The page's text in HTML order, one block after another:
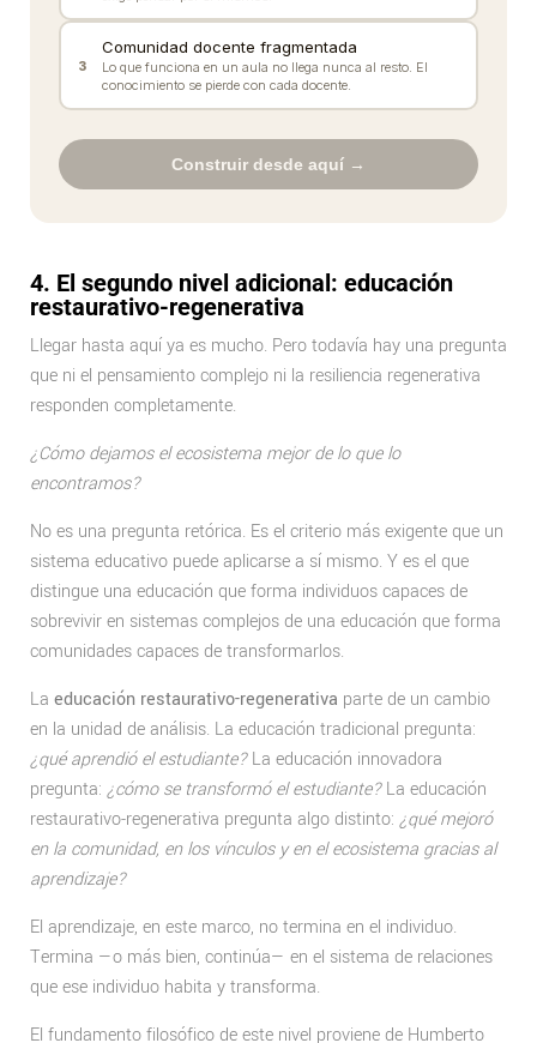
acción
3
Comunidad docente fragmentada
Lo que funciona en un aula no llega nunca al resto. El
conocimiento se pierde con cada docente.
Construir desde aquí →
4. El segundo nivel adicional: educación
restaurativo-regenerativa
Llegar hasta aquí ya es mucho. Pero todavía hay una pregunta
que ni el pensamiento complejo ni la resiliencia regenerativa
responden completamente.
¿Cómo dejamos el ecosistema mejor de lo que lo
encontramos?
No es una pregunta retórica. Es el criterio más exigente que un
sistema educativo puede aplicarse a sí mismo. Y es el que
distingue una educación que forma individuos capaces de
sobrevivir en sistemas complejos de una educación que forma
comunidades capaces de transformarlos.
La educación restaurativo-regenerativa parte de un cambio
en la unidad de análisis. La educación tradicional pregunta:
¿qué aprendió el estudiante?La educación innovadora
pregunta: ¿cómo se transformó el estudiante?La educación
restaurativo-regenerativa pregunta algo distinto: ¿qué mejoró
en la comunidad, en los vínculos y en el ecosistema gracias al
aprendizaje?
El aprendizaje, en este marco, no termina en el individuo.
Termina —o más bien, continúa— en el sistema de relaciones
que ese individuo habita y transforma.
El fundamento filosófico de este nivel proviene de Humberto